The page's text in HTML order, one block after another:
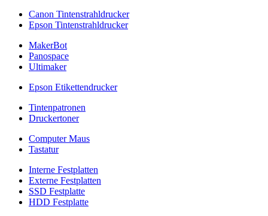
Canon Tintenstrahldrucker
Epson Tintenstrahldrucker
MakerBot
Panospace
Ultimaker
Epson Etikettendrucker
Tintenpatronen
Druckertoner
Computer Maus
Tastatur
Interne Festplatten
Externe Festplatten
SSD Festplatte
HDD Festplatte